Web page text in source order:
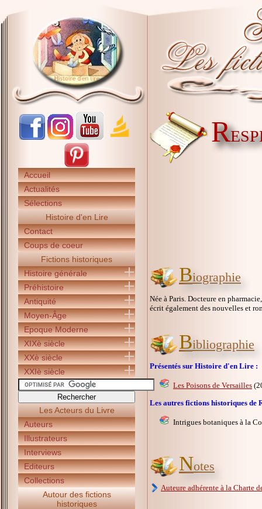
Accueil
Actualités
Sélections
Histoire d'en Lire
Contact
Coups de coeur
Fictions historiques
Histoire générale
Préhistoire
Antiquité
Moyen-Âge
Epoque Moderne
XIXè siècle
XXè siècle
XXIè siècle
Les Acteurs du Livre
Auteurs
Illustrateurs
Interviews
Editeurs
Collections
Autour des fictions
historiques
R
Biographie
Née à Paris. Docteure en
écrit également des nouvelles et
Bibliographie
Présentés sur Histoire d'en Lire :
Les Poisons de Versailles
Les autres fictions historiques de
Intrigues botaniques à la
Notes
Auteure adhérente à la Charte